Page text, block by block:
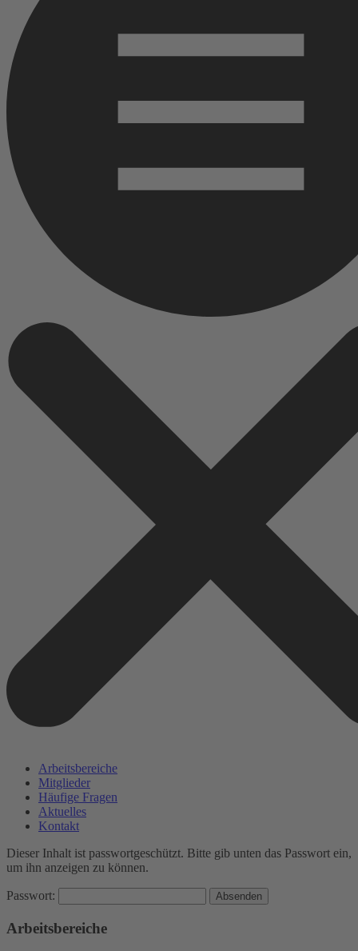
Arbeitsbereiche
Mitglieder
Häufige Fragen
Aktuelles
Kontakt
Dieser Inhalt ist passwortgeschützt. Bitte gib unten das Passwort ein,
um ihn anzeigen zu können.
Passwort:
Arbeitsbereiche